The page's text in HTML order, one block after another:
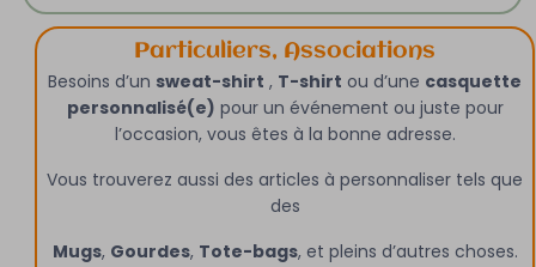
Particuliers, Associations
Besoins d’un sweat-shirt , T-shirt ou d’une casquette
personnalisé(e) pour un événement ou juste pour
l’occasion, vous êtes à la bonne adresse.
Vous trouverez aussi des articles à personnaliser tels que
des
Mugs, Gourdes, Tote-bags, et pleins d’autres choses.